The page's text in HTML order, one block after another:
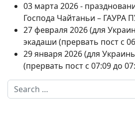
03 марта 2026 -
Господа Чайтаньи – ГАУРА
27 февраля 2026 (для
экадаши (прервать пост с
29 января 2026 (для
(прервать пост с 07:09 до
Search